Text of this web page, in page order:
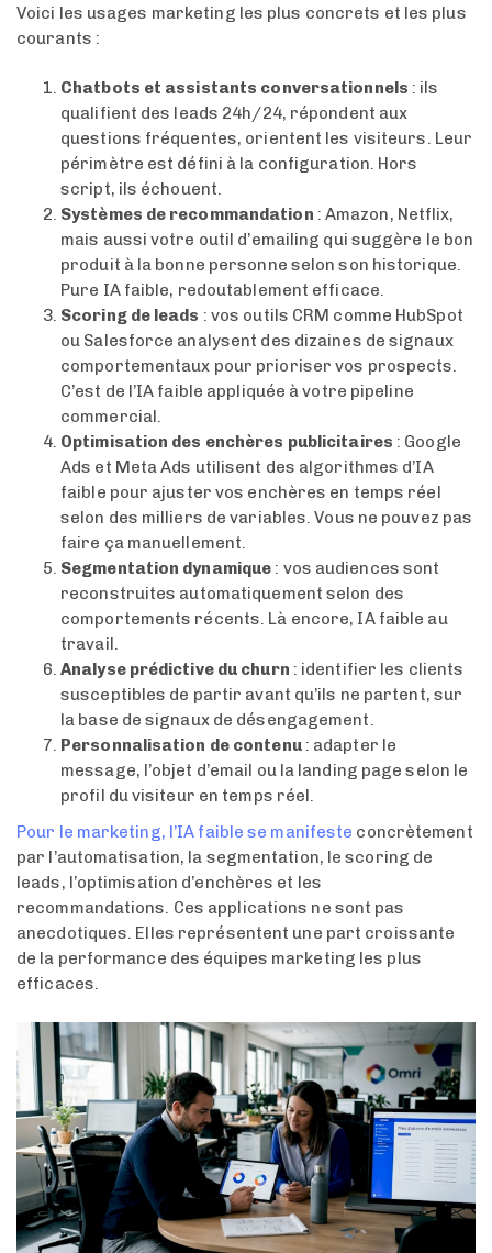
Voici les usages marketing les plus concrets et les plus
courants :
Chatbots et assistants conversationnels : ils
qualifient des leads 24h/24, répondent aux
questions fréquentes, orientent les visiteurs. Leur
périmètre est défini à la configuration. Hors
script, ils échouent.
Systèmes de recommandation : Amazon, Netflix,
mais aussi votre outil d’emailing qui suggère le bon
produit à la bonne personne selon son historique.
Pure IA faible, redoutablement efficace.
Scoring de leads : vos outils CRM comme HubSpot
ou Salesforce analysent des dizaines de signaux
comportementaux pour prioriser vos prospects.
C’est de l’IA faible appliquée à votre pipeline
commercial.
Optimisation des enchères publicitaires : Google
Ads et Meta Ads utilisent des algorithmes d’IA
faible pour ajuster vos enchères en temps réel
selon des milliers de variables. Vous ne pouvez pas
faire ça manuellement.
Segmentation dynamique : vos audiences sont
reconstruites automatiquement selon des
comportements récents. Là encore, IA faible au
travail.
Analyse prédictive du churn : identifier les clients
susceptibles de partir avant qu’ils ne partent, sur
la base de signaux de désengagement.
Personnalisation de contenu: adapter le
message, l’objet d’email ou la landing page selon le
profil du visiteur en temps réel.
Pour le marketing, l’IA faible se manifeste concrètement
par l’automatisation, la segmentation, le scoring de
leads, l’optimisation d’enchères et les
recommandations. Ces applications ne sont pas
anecdotiques. Elles représentent une part croissante
de la performance des équipes marketing les plus
efficaces.